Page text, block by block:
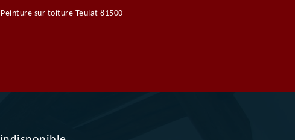
Peinture sur toiture Teulat 81500